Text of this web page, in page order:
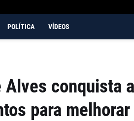
POLÍTICA VÍDEOS
conquista
para melhorar